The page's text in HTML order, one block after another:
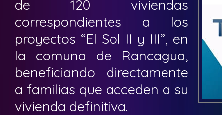
de 120 viviendas
correspondientes a los
proyectos “El Sol II y III”, en
la comuna de Rancagua,
beneficiando directamente
a familias que acceden a su
vivienda definitiva.